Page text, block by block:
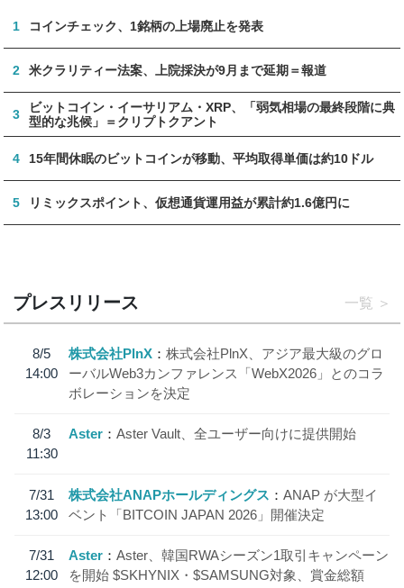
1 コインチェック、1銘柄の上場廃止を発表
2 米クラリティー法案、上院採決が9月まで延期＝報道
3
ビットコイン・イーサリアム・XRP、「弱気相場の最終段階に典
型的な兆候」＝クリプトクアント
4 15年間休眠のビットコインが移動、平均取得単価は約10ドル
5 リミックスポイント、仮想通貨運用益が累計約1.6億円に
プレスリリース 一覧
8/5
14:00
株式会社PlnX
株式会社PlnX、アジア最大級のグロ
ーバルWeb3カンファレンス「WebX2026」とのコラ
ボレーションを決定
8/3
11:30
Aster Aster Vault、全ユーザー向けに提供開始
7/31
13:00
株式会社ANAPホールディングス
ANAP が大型イ
ベント「BITCOIN JAPAN 2026」開催決定
7/31
12:00
Aster
Aster、韓国RWAシーズン1取引キャンペーン
を開始 $SKHYNIX・$SAMSUNG対象、賞金総額